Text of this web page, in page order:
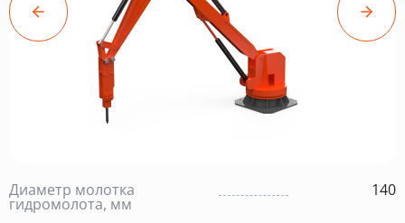
Диаметр молотка
гидромолота, мм
140